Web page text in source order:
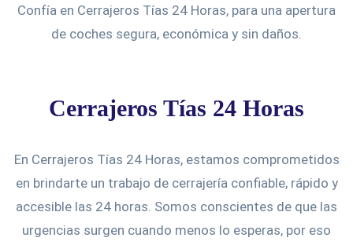
Confía en Cerrajeros Tías 24 Horas, para una apertura
de coches segura, económica y sin daños.
Cerrajeros Tías 24 Horas
En Cerrajeros Tías 24 Horas, estamos comprometidos
en brindarte un trabajo de cerrajería confiable, rápido y
accesible las 24 horas. Somos conscientes de que las
urgencias surgen cuando menos lo esperas, por eso